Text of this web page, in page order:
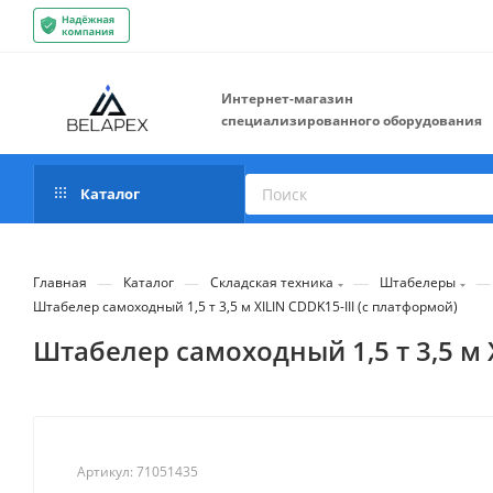
Интернет-магазин
специализированного оборудования
Каталог
Главная — Каталог — Складская техника — Штабелеры —
Штабелер самоходный 1,5 т 3,5 м XILIN CDDK15-III (с платформой)
Штабелер самоходный 1,5 т 3,5 м
Артикул: 71051435